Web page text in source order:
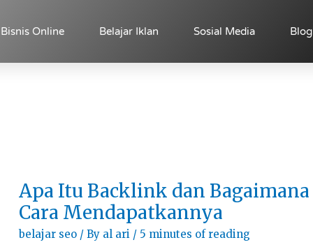
Bisnis Online Belajar Iklan Sosial Media Blog
Apa Itu Backlink dan Bagaimana
Cara Mendapatkannya
belajar seo / By al ari / 5 minutes of reading
Apa
Itu
Backlink
dan
Bagaimana
Cara